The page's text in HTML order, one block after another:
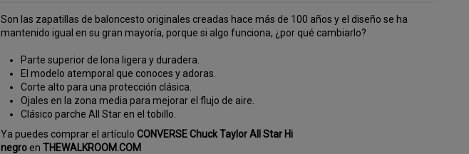
Son las zapatillas de baloncesto originales creadas hace más de 100 años y el diseño se ha
mantenido igual en su gran mayoría, porque si algo funciona, ¿por qué cambiarlo?
Parte superior de lona ligera y duradera.
El modelo atemporal que conoces y adoras.
Corte alto para una protección clásica.
Ojales en la zona media para mejorar el flujo de aire.
Clásico parche All Star en el tobillo.
Ya puedes comprar el artículo CONVERSE Chuck Taylor All Star Hi
negroen THEWALKROOM.COM